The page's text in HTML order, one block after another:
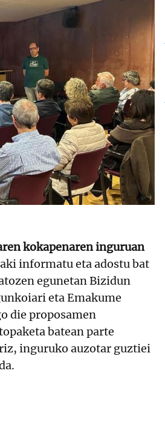
kokapenaren inguruan
informatu eta adostu bat
egunetan Bizidun
eta Emakume
die proposamen
batean parte
inguruko auzotar guztiei